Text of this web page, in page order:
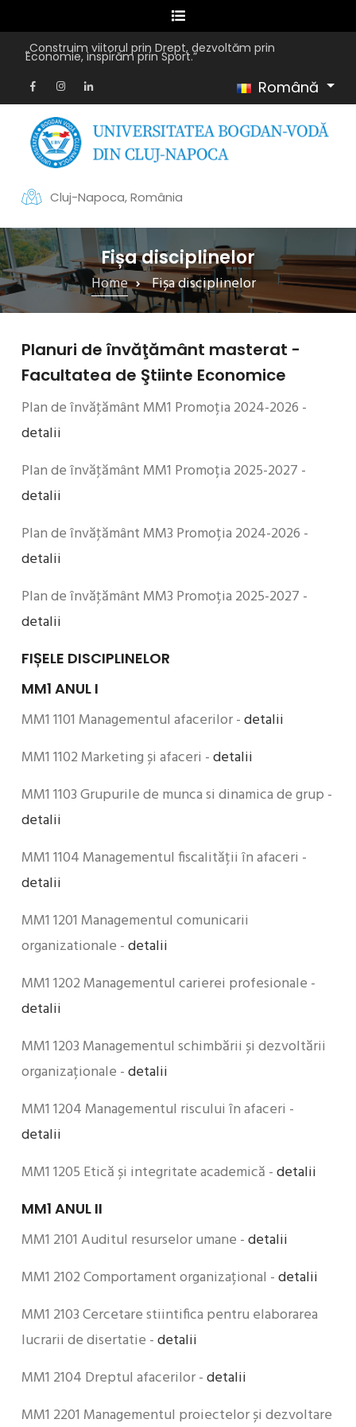
„Construim viitorul prin Drept, dezvoltăm prin
Economie, inspirăm prin Sport.”
Română
Cluj-Napoca, România
Fișa disciplinelor
Home Fișa disciplinelor
Planuri de învăţământ masterat -
Facultatea de Ştiinte Economice
Plan de învăţământ MM1 Promoția 2024-2026 -
detalii
Plan de învăţământ MM1 Promoția 2025-2027 -
detalii
Plan de învăţământ MM3 Promoția 2024-2026 -
detalii
Plan de învăţământ MM3 Promoția 2025-2027 -
detalii
FIȘELE DISCIPLINELOR
MM1 ANUL I
MM1 1101 Managementul afacerilor -detalii
MM1 1102 Marketing și afaceri -detalii
MM1 1103 Grupurile de munca si dinamica de grup -
detalii
MM1 1104 Managementul fiscalității în afaceri -
detalii
MM1 1201 Managementul comunicarii
organizationale -detalii
MM1 1202 Managementul carierei profesionale -
detalii
MM1 1203 Managementul schimbării și dezvoltării
organizaționale -detalii
MM1 1204 Managementul riscului în afaceri -
detalii
MM1 1205 Etică și integritate academică -detalii
MM1 ANUL II
MM1 2101 Auditul resurselor umane -detalii
MM1 2102 Comportament organizațional -detalii
MM1 2103 Cercetare stiintifica pentru elaborarea
lucrarii de disertatie -detalii
MM1 2104 Dreptul afacerilor -detalii
MM1 2201 Managementul proiectelor și dezvoltare